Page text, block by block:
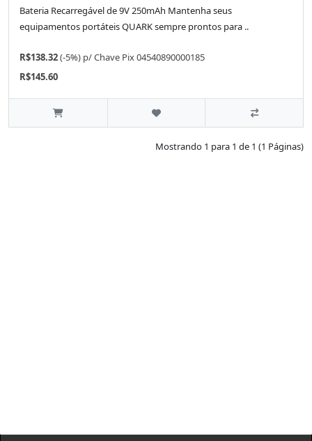
Bateria Recarregável de 9V 250mAh Mantenha seus
equipamentos portáteis QUARK sempre prontos para ..
R$138.32(-5%) p/Chave Pix 04540890000185
R$145.60
Mostrando 1 para 1 de 1 (1 Páginas)